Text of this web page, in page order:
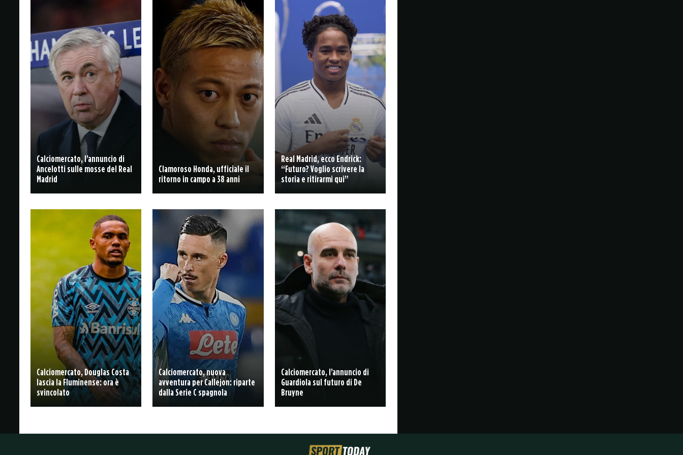
Calciomercato, l’annuncio di
Ancelotti sulle mosse del Real
Madrid
Clamoroso Honda, ufficiale il
ritorno in campo a 38 anni
Real Madrid, ecco Endrick:
“Futuro? Voglio scrivere la
storia e ritirarmi qui”
Calciomercato, Douglas Costa
lascia la Fluminense: ora è
svincolato
Calciomercato, nuova
avventura per Callejon: riparte
dalla Serie C spagnola
Calciomercato, l’annuncio di
Guardiola sul futuro di De
Bruyne